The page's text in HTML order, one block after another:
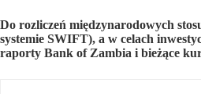
Do rozliczeń międzynarodowych
systemie SWIFT), a w celach
raporty Bank of Zambia i bieżące